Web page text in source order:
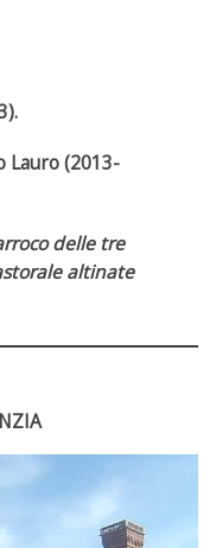
Lauro (2013-
delle tre
altinate